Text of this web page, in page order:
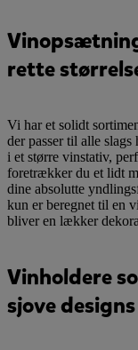
rette
Vi har et solidt
der passer til alle
i et større vinstativ,
foretrækker du et lidt
dine absolutte
kun er beregnet til en
bliver en lækker
Vinholdere
sjove designs